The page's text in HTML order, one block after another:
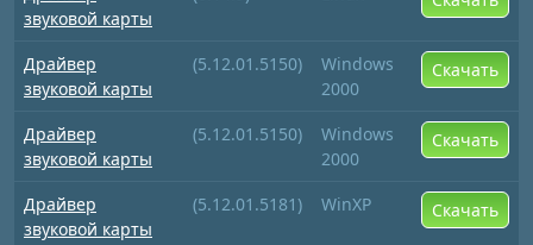
звуковой карты
Драйвер
звуковой карты
(5.12.01.5150)
Windows
2000
Скачать
Драйвер
звуковой карты
(5.12.01.5150)
Windows
2000
Скачать
Драйвер
звуковой карты
(5.12.01.5181) WinXP Скачать